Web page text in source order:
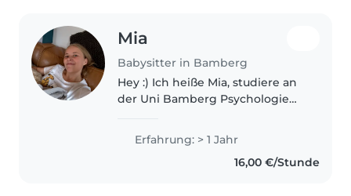
Mia
Babysitter in Bamberg
Hey :) Ich heiße Mia, studiere an
der Uni Bamberg Psychologie
mit Kindern habe ich vor allem
durch meine kleine Schwester
und Verwandtschaft. Zusätzlich..
Erfahrung: > 1 Jahr
16,00 €/Stunde